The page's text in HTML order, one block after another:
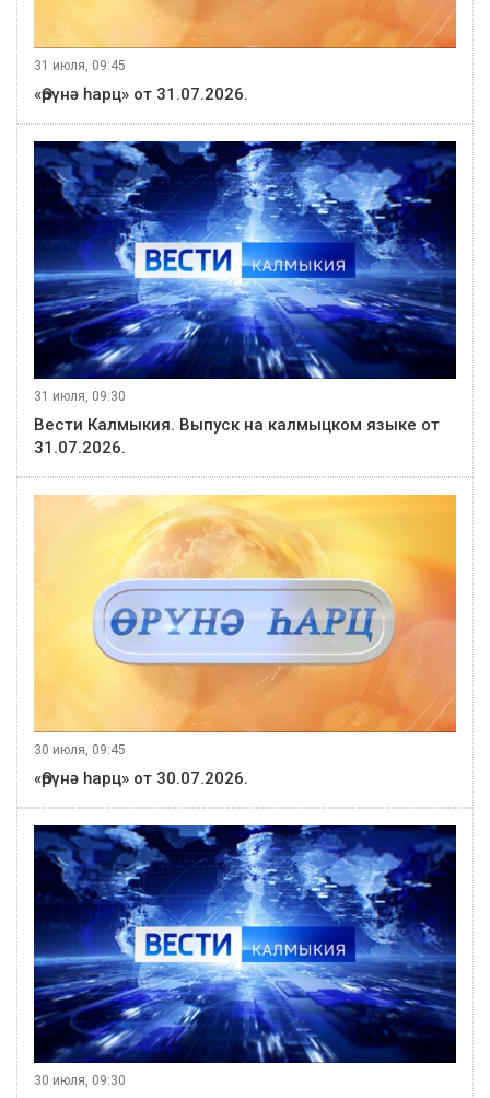
31 июля, 09:45
«Өрүнә һарц» от 31.07.2026.
31 июля, 09:30
Вести Калмыкия. Выпуск на калмыцком языке от
31.07.2026.
30 июля, 09:45
«Өрүнә һарц» от 30.07.2026.
30 июля, 09:30